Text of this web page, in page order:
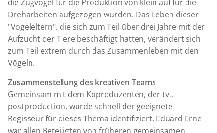
die Zugvögel für die Produktion von klein auf für die
Dreharbeiten aufgezogen wurden. Das Leben dieser
"Vogeleltern", die sich zum Teil über drei Jahre mit der
Aufzucht der Tiere beschäftigt hatten, verändert sich
zum Teil extrem durch das Zusammenleben mit den
Vögeln.
Zusammenstellung des kreativen Teams
Gemeinsam mit dem Koproduzenten, der tvt.
postproduction, wurde schnell der geeignete
Regisseur für dieses Thema identifiziert. Eduard Erne
war allen Beteiligten von früheren gemeinsamen